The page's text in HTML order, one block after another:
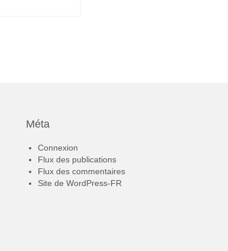
Méta
Connexion
Flux des publications
Flux des commentaires
Site de WordPress-FR